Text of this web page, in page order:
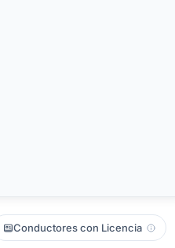
Conductores con Licencia